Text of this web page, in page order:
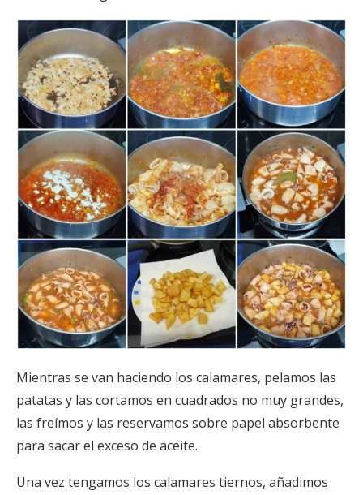
Mientras se van haciendo los calamares, pelamos las
patatas y las cortamos en cuadrados no muy grandes,
las freímos y las reservamos sobre papel absorbente
para sacar el exceso de aceite.
Una vez tengamos los calamares tiernos, añadimos